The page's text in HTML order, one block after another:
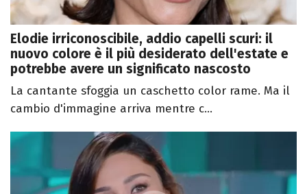
Elodie irriconoscibile, addio capelli scuri: il
nuovo colore è il più desiderato dell'estate e
potrebbe avere un significato nascosto
La cantante sfoggia un caschetto color rame. Ma il
cambio d'immagine arriva mentre c...